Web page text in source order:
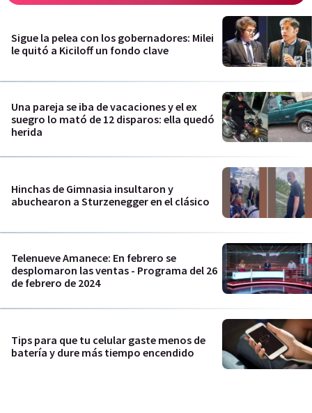
Sigue la pelea con los gobernadores: Milei
le quitó a Kiciloff un fondo clave
Una pareja se iba de vacaciones y el ex
suegro lo mató de 12 disparos: ella quedó
herida
Hinchas de Gimnasia insultaron y
abuchearon a Sturzenegger en el clásico
Telenueve Amanece: En febrero se
desplomaron las ventas - Programa del 26
de febrero de 2024
Tips para que tu celular gaste menos de
batería y dure más tiempo encendido